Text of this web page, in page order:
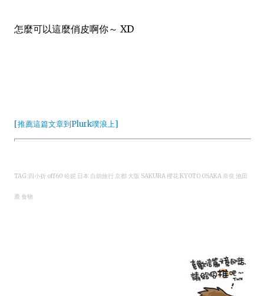
怎麼可以這麼俏皮啊你～ XD
[推薦這篇文章到Plurk噗浪上]
TAG:四小折 off60 哈妮 日本 自助旅行 京都 大阪 SAKURA 櫻花 KYOTO OSAKA 奈良 池田
鹿 食物